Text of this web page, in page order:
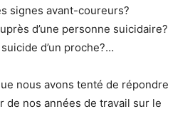
signes avant-coureurs?
d’une personne suicidaire?
d’un proche?…
nous avons tenté de répondre
de nos années de travail sur le